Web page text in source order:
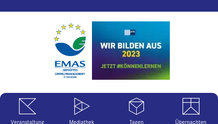
Veranstaltung Mediathek Tagen Übernachten